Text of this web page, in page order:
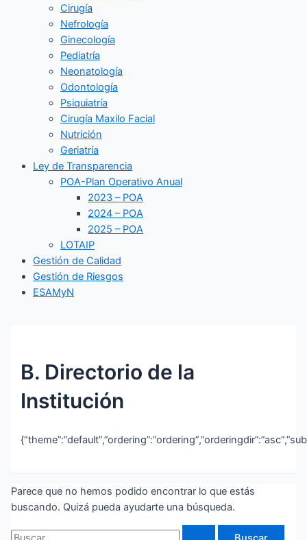
Cirugía
Nefrología
Ginecología
Pediatría
Neonatología
Odontología
Psiquiatría
Cirugía Maxilo Facial
Nutrición
Geriatría
Ley de Transparencia
POA-Plan Operativo Anual
2023 – POA
2024 – POA
2025 – POA
LOTAIP
Gestión de Calidad
Gestión de Riesgos
ESAMyN
B. Directorio de la
Institución
Parece que no hemos podido encontrar lo que estás
buscando. Quizá pueda ayudarte una búsqueda.
Buscar